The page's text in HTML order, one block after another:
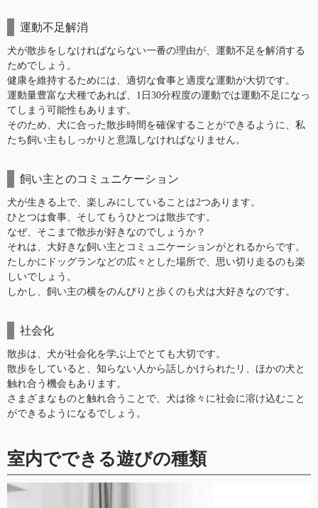
運動不足解消
犬が散歩をしなければならない一番の理由が、運動不足を解消する
ためでしょう。
健康を維持するためには、適切な食事と適度な運動が大切です。
運動量豊富な犬種であれば、1日30分程度の運動では運動不足になっ
てしまう可能性もあります。
そのため、犬に合った散歩時間を確保することができるように、私
たち飼い主もしっかりと意識しなければなりません。
飼い主とのコミュニケーション
犬が生きる上で、楽しみにしていることは2つあります。
ひとつは食事、そしてもうひとつは散歩です。
なぜ、そこまで散歩が好きなのでしょうか？
それは、大好きな飼い主とコミュニケーションがとれるからです。
たしかにドッグランなどの広々とした場所で、思い切り走るのも楽
しいでしょう。
しかし、飼い主の横をのんびりと歩くのも犬は大好きなのです。
社会化
散歩は、犬が社会化を学ぶ上でとても大切です。
散歩をしていると、知らない人から話しかけられたリ、ほかの犬と
触れ合う機会もあります。
さまざまなものと触れ合うことで、犬は徐々に社会に溶け込むこと
ができるようになるでしょう。
室内でできる遊びの種類